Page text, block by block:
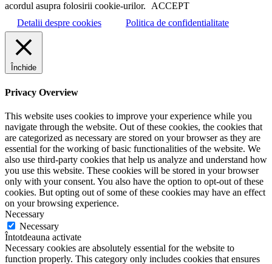
acordul asupra folosirii cookie-urilor. ACCEPT
Detalii despre cookies
Politica de confidentialitate
Închide
Privacy Overview
This website uses cookies to improve your experience while you
navigate through the website. Out of these cookies, the cookies that
are categorized as necessary are stored on your browser as they are
essential for the working of basic functionalities of the website. We
also use third-party cookies that help us analyze and understand how
you use this website. These cookies will be stored in your browser
only with your consent. You also have the option to opt-out of these
cookies. But opting out of some of these cookies may have an effect
on your browsing experience.
Necessary
Necessary
Întotdeauna activate
Necessary cookies are absolutely essential for the website to
function properly. This category only includes cookies that ensures